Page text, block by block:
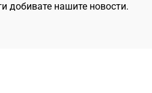
добивате нашите новости.